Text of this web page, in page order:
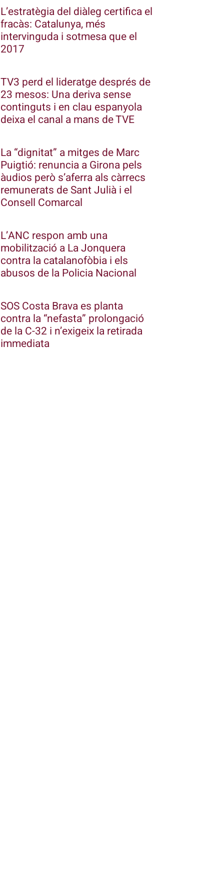
L’estratègia del diàleg certifica el
fracàs: Catalunya, més
intervinguda i sotmesa que el
2017
TV3 perd el lideratge després de
23 mesos: Una deriva sense
continguts i en clau espanyola
deixa el canal a mans de TVE
La “dignitat” a mitges de Marc
Puigtió: renuncia a Girona pels
àudios però s’aferra als càrrecs
remunerats de Sant Julià i el
Consell Comarcal
L’ANC respon amb una
mobilització a La Jonquera
contra la catalanofòbia i els
abusos de la Policia Nacional
SOS Costa Brava es planta
contra la “nefasta” prolongació
de la C-32 i n’exigeix la retirada
immediata